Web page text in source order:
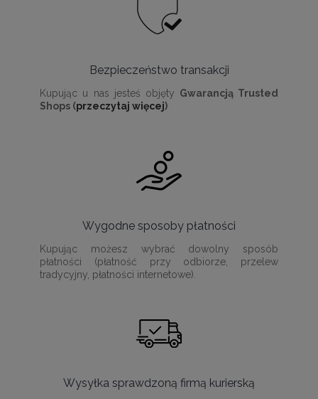
Bezpieczeństwo transakcji
Kupując u nas jesteś objęty Gwarancją Trusted
Shops (przeczytaj więcej)
Wygodne sposoby płatności
Kupując możesz wybrać dowolny sposób
płatności (płatność przy odbiorze, przelew
tradycyjny, płatności internetowe).
Wysyłka sprawdzoną firmą kurierską